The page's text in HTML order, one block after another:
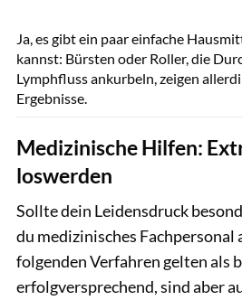
Ja, es gibt ein paar einfache
kannst: Bürsten oder Roller, die
Lymphfluss ankurbeln, zeigen
Ergebnisse.
Medizinische Hilfen:
loswerden
Sollte dein Leidensdruck
du medizinisches Fachpersonal
folgenden Verfahren gelten als
erfolgversprechend, sind aber